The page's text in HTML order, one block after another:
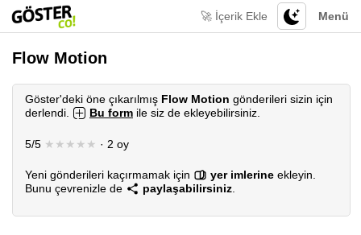
Menü
🚀 İçerik Ekle
Flow Motion
Göster'deki öne çıkarılmış Flow Motion gönderileri sizin için
derlendi.
Bu form ile siz de ekleyebilirsiniz.
5/5 ★★★★★ · 2 oy
Yeni gönderileri kaçırmamak için yer imlerine ekleyin.
Bunu çevrenizle de
paylaşabilirsiniz